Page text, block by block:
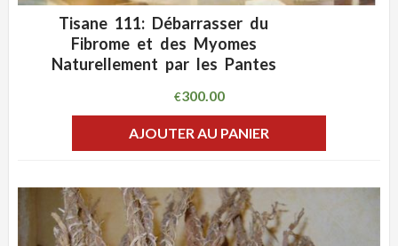
ADD WISHLIST
Tisane 111: Débarrasser du
Fibrome et des Myomes
Naturellement par les Pantes
€300.00
AJOUTER AU PANIER